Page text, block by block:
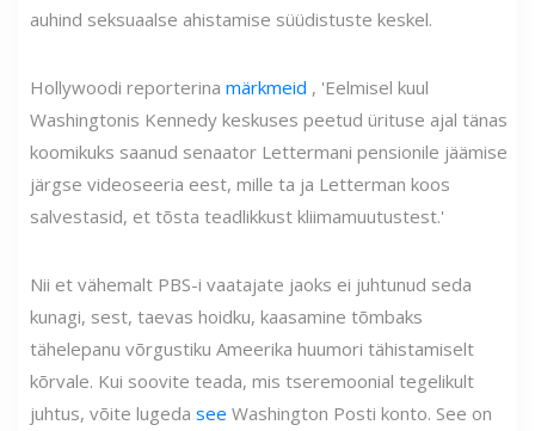
auhind seksuaalse ahistamise süüdistuste keskel.
Hollywoodi reporterina märkmeid , 'Eelmisel kuul
Washingtonis Kennedy keskuses peetud ürituse ajal tänas
koomikuks saanud senaator Lettermani pensionile jäämise
järgse videoseeria eest, mille ta ja Letterman koos
salvestasid, et tõsta teadlikkust kliimamuutustest.'
Nii et vähemalt PBS-i vaatajate jaoks ei juhtunud seda
kunagi, sest, taevas hoidku, kaasamine tõmbaks
tähelepanu võrgustiku Ameerika huumori tähistamiselt
kõrvale. Kui soovite teada, mis tseremoonial tegelikult
juhtus, võite lugeda see Washington Posti konto. See on